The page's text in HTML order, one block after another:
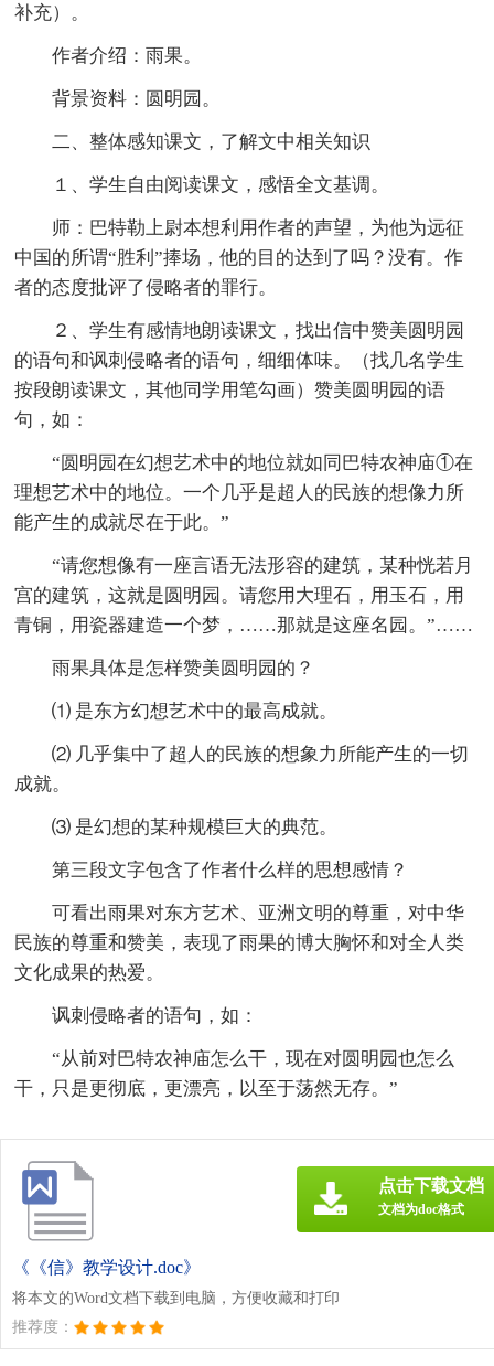
补充）。
作者介绍：雨果。
背景资料：圆明园。
二、整体感知课文，了解文中相关知识
１、学生自由阅读课文，感悟全文基调。
师：巴特勒上尉本想利用作者的声望，为他为远征
中国的所谓“胜利”捧场，他的目的达到了吗？没有。作
者的态度批评了侵略者的罪行。
２、学生有感情地朗读课文，找出信中赞美圆明园
的语句和讽刺侵略者的语句，细细体味。（找几名学生
按段朗读课文，其他同学用笔勾画）赞美圆明园的语
句，如：
“圆明园在幻想艺术中的地位就如同巴特农神庙①在
理想艺术中的地位。一个几乎是超人的民族的想像力所
能产生的成就尽在于此。”
“请您想像有一座言语无法形容的建筑，某种恍若月
宫的建筑，这就是圆明园。请您用大理石，用玉石，用
青铜，用瓷器建造一个梦，……那就是这座名园。”……
雨果具体是怎样赞美圆明园的？
⑴ 是东方幻想艺术中的最高成就。
⑵ 几乎集中了超人的民族的想象力所能产生的一切
成就。
⑶ 是幻想的某种规模巨大的典范。
第三段文字包含了作者什么样的思想感情？
可看出雨果对东方艺术、亚洲文明的尊重，对中华
民族的尊重和赞美，表现了雨果的博大胸怀和对全人类
文化成果的热爱。
讽刺侵略者的语句，如：
“从前对巴特农神庙怎么干，现在对圆明园也怎么
干，只是更彻底，更漂亮，以至于荡然无存。”
《《信》教学设计.doc》
将本文的Word文档下载到电脑，方便收藏和打印
推荐度：
点击下载文档
文档为doc格式